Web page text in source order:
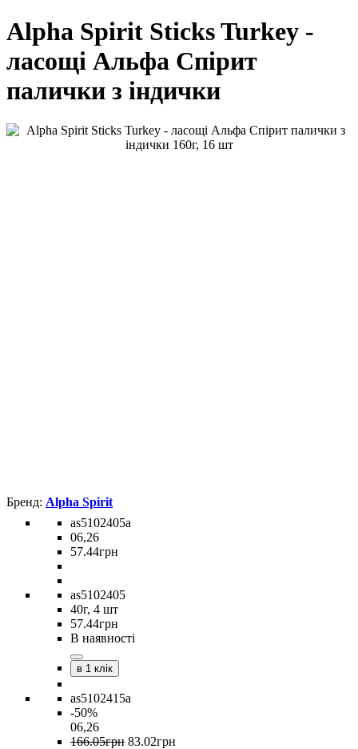
Alpha Spirit Sticks Turkey -
ласощі Альфа Спірит
палички з індички
Alpha Spirit
as5102405а
06,26
57.44грн
as5102405
40г, 4 шт
57.44грн
В наявності
в 1 клік
as5102415а
-50%
06,26
166.05грн 83.02грн